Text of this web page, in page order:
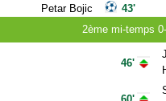
Petar Bojic
43'
2ème mi-temps
46'
60'